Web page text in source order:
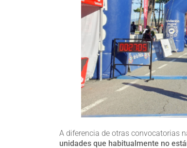
A diferencia de otras convocatorias
unidades que habitualmente no